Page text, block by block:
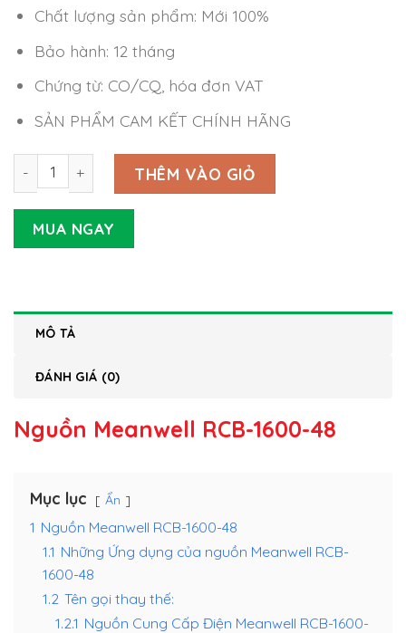
Chất lượng sản phẩm: Mới 100%
Bảo hành: 12 tháng
Chứng từ: CO/CQ, hóa đơn VAT
SẢN PHẨM CAM KẾT CHÍNH HÃNG
Nguồn Meanwell RCB-1600-48 (1584W 48V 27.5A) số
THÊM VÀO GIỎ
MUA NGAY
MÔ TẢ
ĐÁNH GIÁ (0)
Nguồn Meanwell RCB-1600-48
Mục lục Ẩn
1 Nguồn Meanwell RCB-1600-48
1.1 Những Ứng dụng của nguồn Meanwell RCB-
1600-48
1.2 Tên gọi thay thế:
1.2.1 Nguồn Cung Cấp Điện Meanwell RCB-1600-